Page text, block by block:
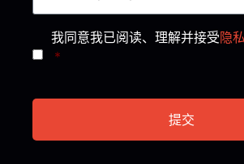
Consent *
我同意我已阅读、理解并接受隐
*